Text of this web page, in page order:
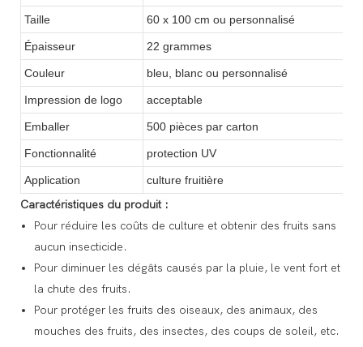
Taille 60 x 100 cm ou personnalisé
Épaisseur 22 grammes
Couleur bleu, blanc ou personnalisé
Impression de logo acceptable
Emballer 500 pièces par carton
Fonctionnalité protection UV
Application culture fruitière
Caractéristiques du produit :
Pour réduire les coûts de culture et obtenir des fruits sans
aucun insecticide.
Pour diminuer les dégâts causés par la pluie, le vent fort et
la chute des fruits.
Pour protéger les fruits des oiseaux, des animaux, des
mouches des fruits, des insectes, des coups de soleil, etc.